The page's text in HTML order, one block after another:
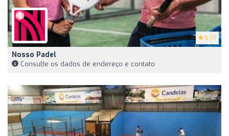
5 (7)
Nosso Padel
Consulte os dados de endereço e contato